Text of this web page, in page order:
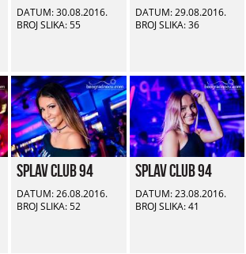
DATUM: 30.08.2016.
BROJ SLIKA: 55
DATUM: 29.08.2016.
BROJ SLIKA: 36
Splav Club 94
DATUM: 26.08.2016.
BROJ SLIKA: 52
Splav Club 94
DATUM: 23.08.2016.
BROJ SLIKA: 41